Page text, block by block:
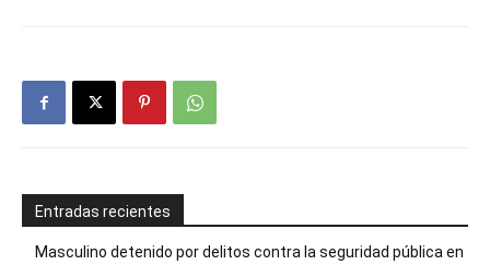
Entradas recientes
Masculino detenido por delitos contra la seguridad pública en